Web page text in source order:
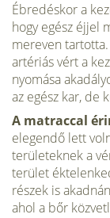
Ébredéskor a
hogy egész éj­jel
mereven
artériás vért a
nyomása
az egész kar, de
A matraccal
elegendő lett
területeknek a
terület
részek is
ahol a bőr